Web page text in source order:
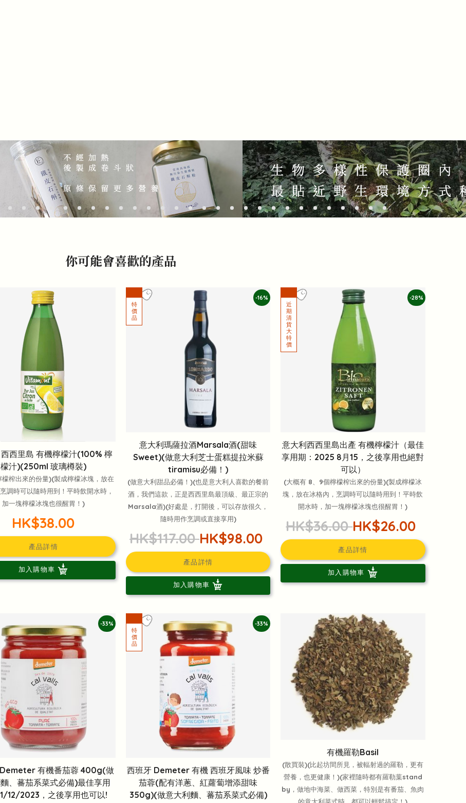
你可能會喜歡的產品
西里島 有機檸檬汁(100% 檸
檬汁)(250ml 玻璃樽裝)
檬榨出來的份量)(製成檸檬冰塊，放在
調時可以隨時用到！平時飲開水時，
加一塊檸檬冰塊也很醒胃！)
HK$38.00
產品詳情
加入購物車
-16%
意大利瑪薩拉酒Marsala酒(甜味
Sweet)(做意大利芝士蛋糕提拉米蘇
tiramisu必備！)
(做意大利甜品必備！)(也是意大利人喜歡的餐前
酒，我們這款，正是西西里島最頂級、最正宗的
Marsala酒)(好處是，打開後，可以存放很久，
隨時用作烹調或直接享用)
HK$117.00HK$98.00
產品詳情
加入購物車
-28%
意大利西西里島出產 有機檸檬汁（最佳
享用期：2025 8月15，之後享用也絕對
可以）
(大概有 8、9個檸檬榨出來的份量)(製成檸檬冰
塊，放在冰格內，烹調時可以隨時用到！平時飲
開水時，加一塊檸檬冰塊也很醒胃！)
HK$36.00HK$26.00
產品詳情
加入購物車
-33%
有機番茄蓉 400g(做
、蕃茄系菜式必備)最佳享用
12/2023，之後享用也可以!
-33%
西班牙 Demeter 有機 西班牙風味 炒番
茄蓉(配有洋蔥、紅蘿蔔增添甜味
350g)(做意大利麵、蕃茄系菜式必備)
有機羅勒Basil
(散買裝)(比起坊間所見，被輻射過的羅勒，更有
營養，也更健康！)(家裡隨時都有羅勒葉stand
by，做地中海菜、做西菜，特別是有番茄、魚肉